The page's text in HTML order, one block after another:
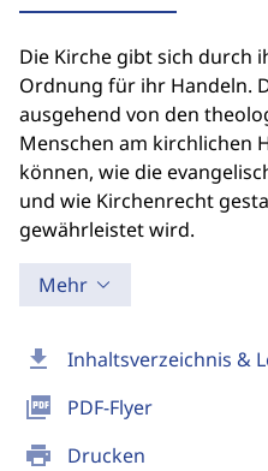
download Inhaltsverzeichnis &
picture_as_pdf PDF-Flyer
print Drucken
Die Kirche gibt sich durch
Ordnung für ihr Handeln.
ausgehend von den
Menschen am kirchlichen
können, wie die
und wie Kirchenrecht
gewährleistet wird.
Mehr